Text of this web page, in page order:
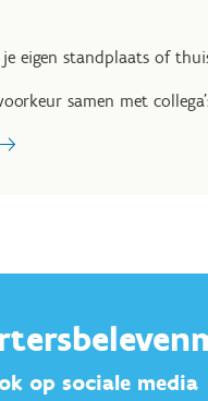
eigen standplaats of
samen met
op sociale media